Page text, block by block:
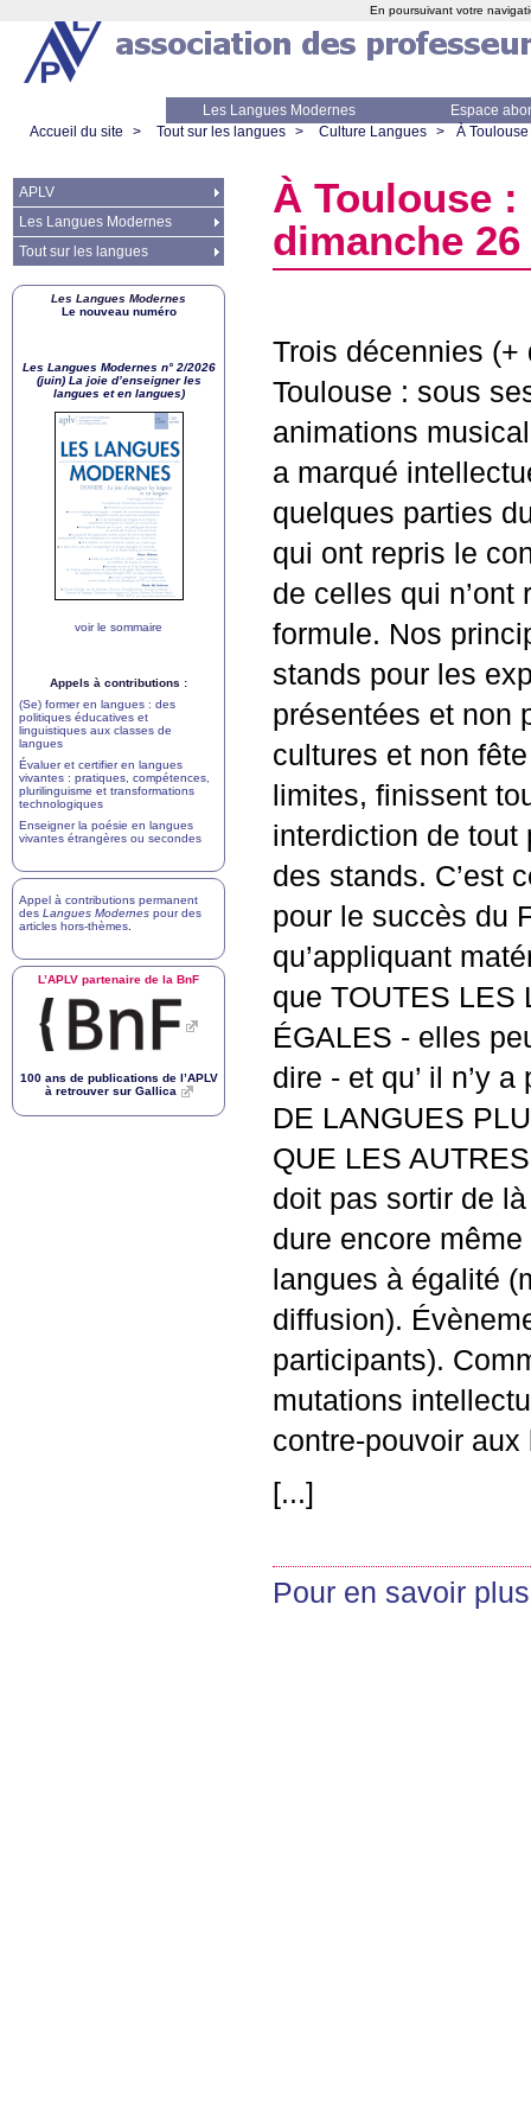
Les Langues Modernes
Espace
Accueil du site
> Tout sur les langues > Culture Langues > À
À Toulouse :
dimanche 26
Trois décennies (+
Toulouse : sous
animations
a marqué
quelques parties
qui ont repris le
de celles qui n’ont
formule. Nos
stands pour les
présentées et non
cultures et non
limites, finissent
interdiction de tout
des stands. C’est
pour le succès du
qu’appliquant
que TOUTES LES
ÉGALES - elles
dire - et qu’ il n’y
DE LANGUES
QUE LES AUTRES
doit pas sortir de
dure encore
langues à égalité
diffusion).
participants).
mutations
contre-pouvoir aux
[...]
Pour en savoir plus
APLV
Les Langues Modernes
Tout sur les langues
Les Langues Modernes
Le nouveau numéro
Les Langues Modernes n° 2/2026
(juin) La joie d’enseigner les
langues et en langues)
voir le sommaire
Appels à contributions :
(Se) former en langues : des
politiques éducatives et
linguistiques aux classes de
langues
Évaluer et certifier en langues
vivantes : pratiques, compétences,
plurilinguisme et transformations
technologiques
Enseigner la poésie en langues
vivantes étrangères ou secondes
Appel à contributions permanent
des Langues Modernes pour des
articles hors-thèmes
L’APLV partenaire de la BnF
100 ans de publications de l’APLV
à retrouver sur Gallica
En poursuivant votre